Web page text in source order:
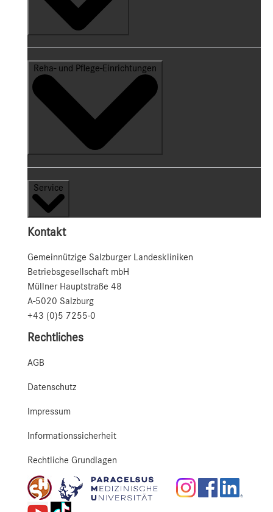
Reha- und Pflege-Einrichtungen
Service
Kontakt
Gemeinnützige Salzburger Landeskliniken
Betriebsgesellschaft mbH
Müllner Hauptstraße 48
A-5020 Salzburg
+43 (0)5 7255-0
Rechtliches
AGB
Datenschutz
Impressum
Informationssicherheit
Rechtliche Grundlagen